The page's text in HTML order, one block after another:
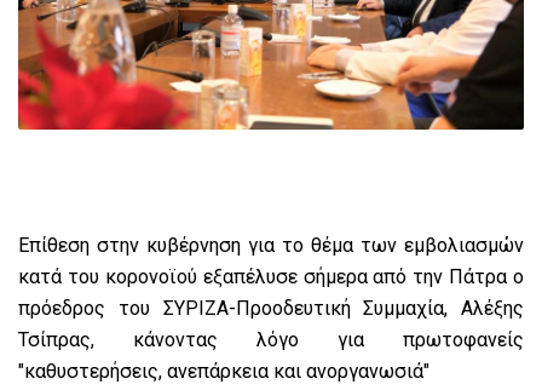
Επίθεση στην κυβέρνηση για το θέμα των εμβολιασμών
κατά του κορονοϊού εξαπέλυσε σήμερα από την Πάτρα ο
πρόεδρος του ΣΥΡΙΖΑ-Προοδευτική Συμμαχία, Αλέξης
Τσίπρας, κάνοντας λόγο για πρωτοφανείς
"καθυστερήσεις, ανεπάρκεια και ανοργανωσιά"